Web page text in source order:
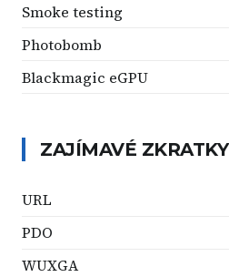
Smoke testing
Photobomb
Blackmagic eGPU
ZAJÍMAVÉ ZKRATKY
URL
PDO
WUXGA